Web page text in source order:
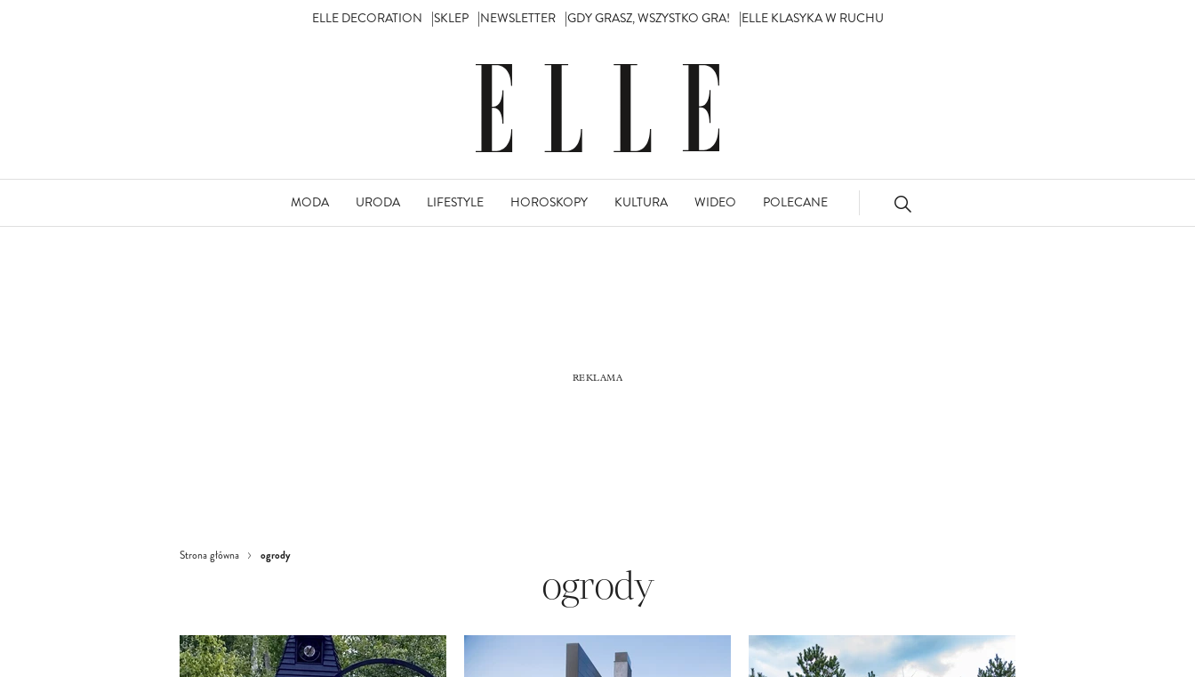
ELLE DECORATION SKLEP NEWSLETTER GDY GRASZ, WSZYSTKO GRA! ELLE KLASYKA W RUCHU
MODA URODA LIFESTYLE HOROSKOPY KULTURA WIDEO POLECANE
Strona główna ogrody
ogrody